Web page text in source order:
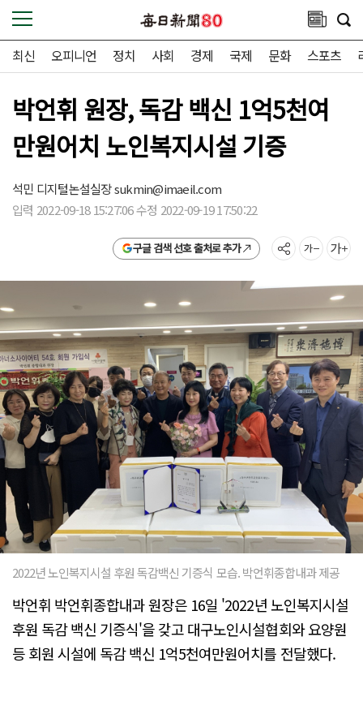
최신 오피니언 정치 사회 경제 국제 문화 스포츠
박언휘 원장, 독감 백신 1억5천여
만원어치 노인복지시설 기증
석민 디지털논설실장sukmin@imaeil.com
입력 2022-09-18 15:27:06 수정 2022-09-19 17:50:22
구글 검색 선호 출처로 추가
2022년 노인복지시설 후원 독감백신 기증식 모습. 박언휘종합내과 제공
박언휘 박언휘종합내과 원장은 16일 '2022년 노인복지시설
후원 독감 백신 기증식'을 갖고 대구노인시설협회와 요양원
등 회원 시설에 독감 백신 1억5천여만원어치를 전달했다.